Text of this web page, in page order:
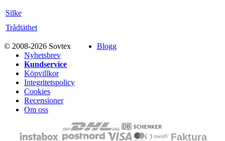
Silke
Trådtäthet
© 2008-2026 Sovtex
Blogg
Nyhetsbrev
Kundservice
Köpvillkor
Integritetspolicy
Cookies
Recensioner
Om oss